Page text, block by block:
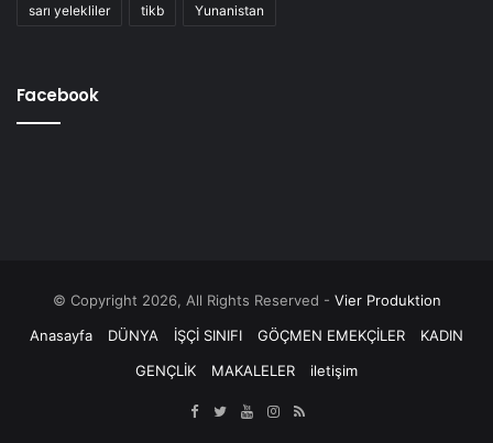
sarı yelekliler tikb Yunanistan
Facebook
© Copyright 2026, All Rights Reserved - Vier Produktion
Anasayfa
DÜNYA İŞÇİ SINIFI GÖÇMEN EMEKÇİLER
KADIN
GENÇLİK
MAKALELER iletişim